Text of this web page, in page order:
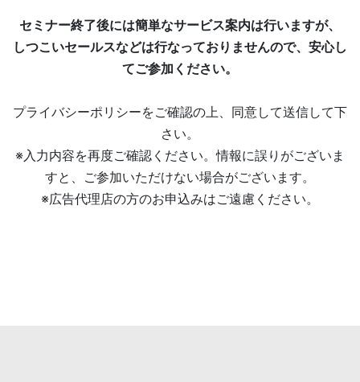
セミナー終了後には簡単なサービス案内は行いますが、
しつこいセールスなどは行なっておりませんので、安心し
てご参加ください。
プライバシーポリシーをご確認の上、同意して送信して下
さい。
※入力内容を再度ご確認ください。情報に誤りがございま
すと、ご参加いただけない場合がございます。
※広告代理店の方のお申込みはご遠慮ください。